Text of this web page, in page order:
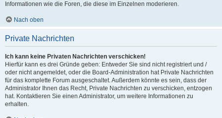
Informationen wie die Foren, die diese im Einzelnen moderieren.
Nach oben
Private Nachrichten
Ich kann keine Privaten Nachrichten verschicken!
Hierfür kann es drei Gründe geben: Entweder Sie sind nicht registriert und /
oder nicht angemeldet, oder die Board-Administration hat Private Nachrichten
für das komplette Forum ausgeschaltet. Außerdem könnte es sein, dass der
Administrator Ihnen das Recht, Private Nachrichten zu verschicken, entzogen
hat. Kontaktieren Sie einen Administrator, um weitere Informationen zu
erhalten.